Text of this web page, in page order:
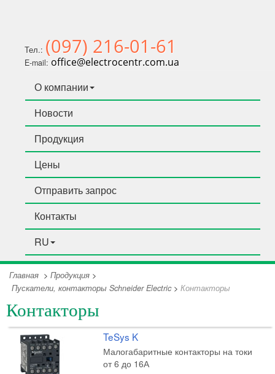
Тел.: (097) 216-01-61
E-mail: office@electrocentr.com.ua
О компании
Новости
Продукция
Цены
Отправить запрос
Контакты
RU
Главная > Продукция >
Пускатели, контакторы Schneider Electric > Контакторы
Контакторы
TeSys K
Малогабаритные контакторы на токи
от 6 до 16А